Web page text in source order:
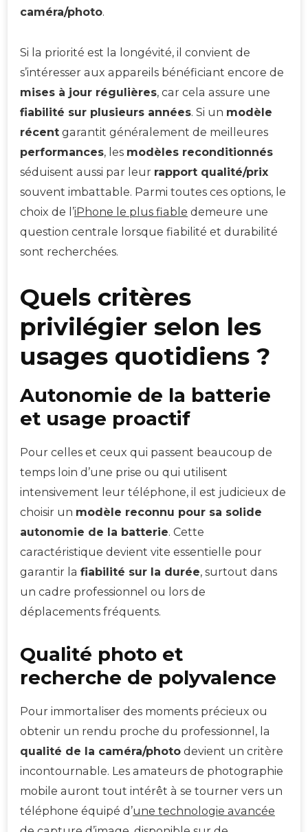
caméra/photo.
Si la priorité est la longévité, il convient de
s’intéresser aux appareils bénéficiant encore de
mises à jour régulières, car cela assure une
fiabilité sur plusieurs années. Si un modèle
récent garantit généralement de meilleures
performances, les modèles reconditionnés
séduisent aussi par leur rapport qualité/prix
souvent imbattable. Parmi toutes ces options, le
choix de l’iPhone le plus fiable demeure une
question centrale lorsque fiabilité et durabilité
sont recherchées.
Quels critères
privilégier selon les
usages quotidiens ?
Autonomie de la batterie
et usage proactif
Pour celles et ceux qui passent beaucoup de
temps loin d’une prise ou qui utilisent
intensivement leur téléphone, il est judicieux de
choisir un modèle reconnu pour sa solide
autonomie de la batterie. Cette
caractéristique devient vite essentielle pour
garantir la fiabilité sur la durée, surtout dans
un cadre professionnel ou lors de
déplacements fréquents.
Qualité photo et
recherche de polyvalence
Pour immortaliser des moments précieux ou
obtenir un rendu proche du professionnel, la
qualité de la caméra/photo devient un critère
incontournable. Les amateurs de photographie
mobile auront tout intérêt à se tourner vers un
téléphone équipé d’une technologie avancée